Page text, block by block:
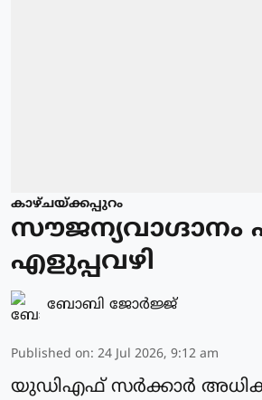
കാഴ്ചയ്ക്കപ്പുറം
സൗജന്യവാഗ്ദാനം
എളുപ്പവഴി
ബോബി ജോര്‍ജ്ജ്‌
Published on: 24 Jul 2026, 9:12 am
യുഡിഎഫ് സർക്കാർ